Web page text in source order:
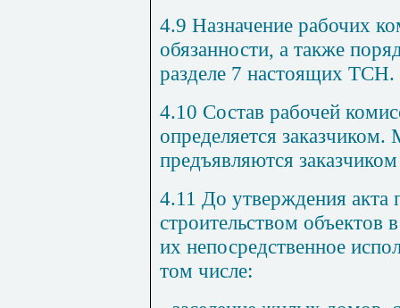
4.9 Назначение рабочих
обязанности, а также
разделе 7 настоящих ТСН.
4.10 Состав рабочей
определяется заказчиком.
предъявляются
4.11 До утверждения акта
строительством объектов
их непосредственное
том числе: